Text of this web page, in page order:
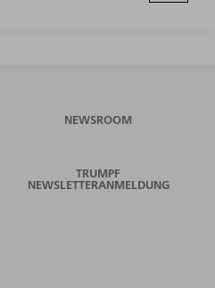
NEWSROOM
TRUMPF
NEWSLETTERANMELDUNG